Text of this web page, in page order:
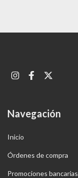
Navegación
Inicio
Órdenes de compra
Promociones bancarias